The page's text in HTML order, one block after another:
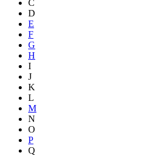
C
D
E
F
G
H
I
J
K
L
M
N
O
P
Q